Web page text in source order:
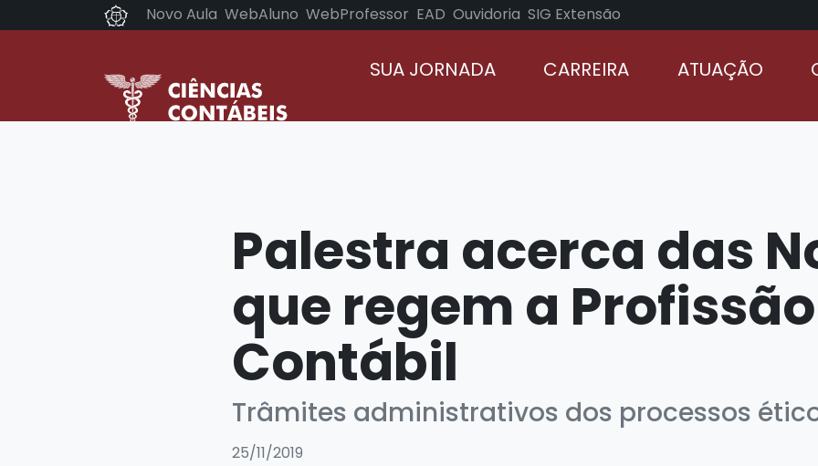
Novo Aula WebAluno WebProfessor EAD Ouvidoria SIG Extensão
SUA JORNADA CARREIRA ATUAÇÃO
Palestra acerca das
que regem a Profissão
Contábil
Trâmites administrativos dos processos
25/11/2019